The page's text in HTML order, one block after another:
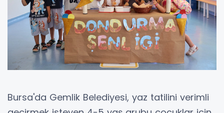
Bursa'da Gemlik Belediyesi, yaz tatilini verimli